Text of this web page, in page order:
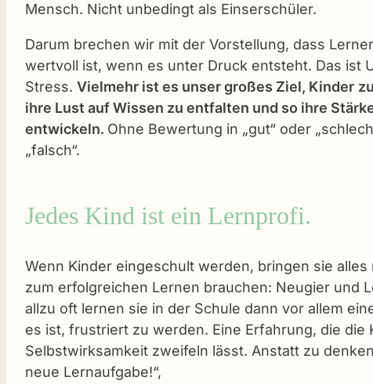
Mensch. Nicht unbedingt als Einserschüler.
Darum brechen wir mit der Vorstellung, dass
wertvoll ist, wenn es unter Druck entsteht. Das ist
Stress. Vielmehr ist es unser großes Ziel, Kinder
ihre Lust auf Wissen zu entfalten und so ihre
entwickeln. Ohne Bewertung in „gut“ oder
„falsch“.
Jedes Kind ist ein Lernprofi.
Wenn Kinder eingeschult werden, bringen sie alles
zum erfolgreichen Lernen brauchen: Neugier und
allzu oft lernen sie in der Schule dann vor allem
es ist, frustriert zu werden. Eine Erfahrung, die die
Selbstwirksamkeit zweifeln lässt. Anstatt zu
neue Lernaufgabe!“,